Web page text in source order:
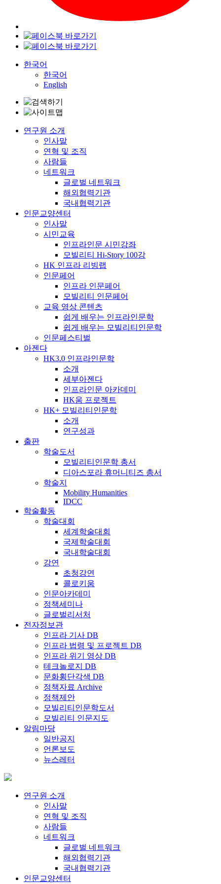
한국어
한국어
English
연구원 소개
인사말
연혁 및 조직
사람들
네트워크
글로벌 네트워크
해외협력기관
국내협력기관
인문교양센터
인사말
시민교육
인프라인문 시민강좌
모빌리티 Hi-Story 100강
HK 인프라 리빙랩
인문페어
인프라 인문페어
모빌리티 인문페어
교육 영상 콘텐츠
쉽게 배우는 인프라인문학
쉽게 배우는 모빌리티인문학
인문페스티벌
아젠다
HK3.0 인프라인문학
소개
세부아젠다
인프라인문 아카데미
HK움 프로젝트
HK+ 모빌리티인문학
소개
연구성과
출판
학술도서
모빌리티인문학 총서
디아스포라 휴머니티즈 총서
학술지
Mobility Humanities
IDCC
학술활동
학술대회
세계학술대회
국제학술대회
국내학술대회
강연
초청강연
콜로키움
인문아카데미
정책세미나
글로벌리서처
전자정보관
인프라 기사 DB
인프라 법령 및 프로젝트 DB
인프라 위기 영상 DB
테크놀로지 DB
문화횡단각색 DB
정책자료 Archive
정책제안
모빌리티인문학도서
모빌리티 인문지도
알림마당
일반공지
언론보도
뉴스레터
연구원 소개
인사말
연혁 및 조직
사람들
네트워크
글로벌 네트워크
해외협력기관
국내협력기관
인문교양센터